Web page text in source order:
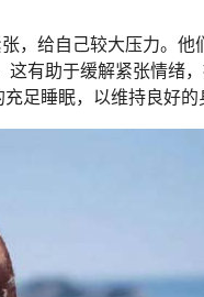
，给自己较大压力。
有助于缓解紧张情绪
足睡眠，以维持良好的